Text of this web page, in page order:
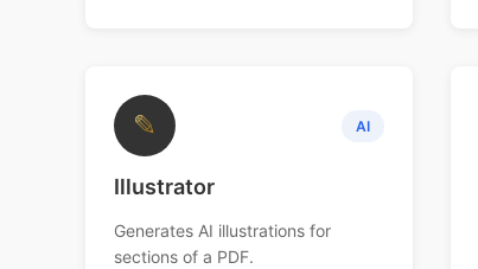
✎ AI
Illustrator
Generates AI illustrations for
sections of a PDF.